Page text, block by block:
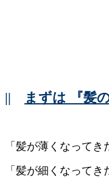
|| まずは 『髪
「髪が薄くなってき
「髪が細くなってき